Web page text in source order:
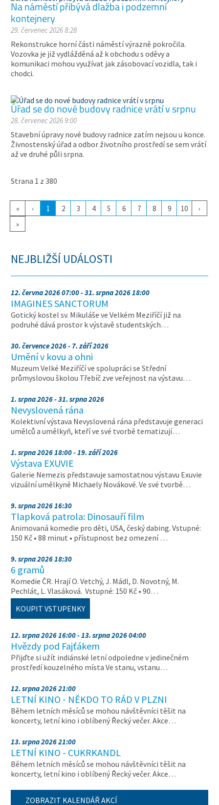
Na náměstí přibývá dlažba i podzemní
kontejnery
29. červenec 2026 8:28
Rekonstrukce horní části náměstí výrazně pokročila.
Vozovka je již vydlážděná až k obchodu s oděvy a
komunikaci mohou využívat jak zásobovací vozidla, tak i
chodci.
Úřad se do nové budovy radnice vrátí v srpnu
28. červenec 2026 9:00
Stavební úpravy nové budovy radnice zatím nejsou u konce.
Živnostenský úřad a odbor životního prostředí se sem vrátí
až ve druhé půli srpna.
Strana 1 z 380
« ‹ 1 2 3 4 5 6 7 8 9 10
›
»
NEJBLIŽŠÍ UDÁLOSTI
12. června 2026 07:00 - 31. srpna 2026 18:00
IMAGINES SANCTORUM
Gotický kostel sv. Mikuláše ve Velkém Meziříčí již na
podruhé dává prostor k výstavě studentských…
30. července 2026 - 7. září 2026
Umění v kovu a ohni
Muzeum Velké Meziříčí ve spolupráci se Střední
průmyslovou školou Třebíč zve veřejnost na výstavu…
1. srpna 2026 - 31. srpna 2026
Nevyslovená rána
Kolektivní výstava Nevyslovená rána představuje generaci
umělců a umělkyň, kteří ve své tvorbě tematizují…
1. srpna 2026 18:00 - 19. září 2026
Výstava EXUVIE
Galerie Nemezis představuje samostatnou výstavu Exuvie
vizuální umělkyně Michaely Novákové. Ve své tvorbě…
9. srpna 2026 16:30
Tlapková patrola: Dinosauří film
Animovaná komedie pro děti, USA, český dabing. Vstupné:
150 Kč • 88 minut • přístupnost bez omezení …
9. srpna 2026 18:30
6 gramů
Komedie ČR. Hrají O. Vetchý, J. Mádl, D. Novotný, M.
Pechlát, L. Vlasáková. Vstupné: 150 Kč • 90…
KOUPIT VSTUPENKY
12. srpna 2026 16:00 - 13. srpna 2026 04:00
Hvězdy pod Fajťákem
Přijďte si užít indiánské letní odpoledne v jedinečném
prostředí kouzelného místa Ve stanu, vstanu…
12. srpna 2026 21:00
LETNÍ KINO - NĚKDO TO RÁD V PLZNI
Během letních měsíců se mohou návštěvníci těšit na
koncerty, letní kino i oblíbený Řecký večer. Akce…
13. srpna 2026 21:00
LETNÍ KINO - CUKRKANDL
Během letních měsíců se mohou návštěvníci těšit na
koncerty, letní kino i oblíbený Řecký večer. Akce…
ZOBRAZIT KALENDÁŘ AKCÍ